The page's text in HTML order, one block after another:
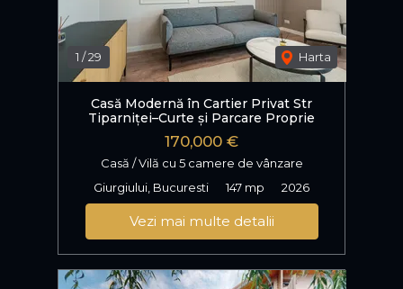
1 /29 Harta
Casă Modernă în Cartier Privat Str
Tiparniței–Curte și Parcare Proprie
170,000 €
Casă / Vilă cu 5 camere de vânzare
Giurgiului, Bucuresti
147 mp 2026
Vezi mai multe detalii